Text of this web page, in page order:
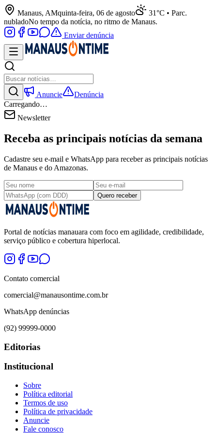
Manaus, AMquinta-feira, 06 de agosto
31°C • Parc.
nubladoNo tempo da notícia, no ritmo de Manaus.
Enviar denúncia
Anuncie
Denúncia
Carregando…
Newsletter
Receba as principais notícias da semana
Cadastre seu e-mail e WhatsApp para receber as principais notícias
de Manaus e do Amazonas.
Quero receber
Portal de notícias manauara com foco em agilidade, credibilidade,
serviço público e cobertura hiperlocal.
Contato comercial
comercial@manausontime.com.br
WhatsApp denúncias
(92) 99999-0000
Editorias
Institucional
Sobre
Política editorial
Termos de uso
Política de privacidade
Anuncie
Fale conosco